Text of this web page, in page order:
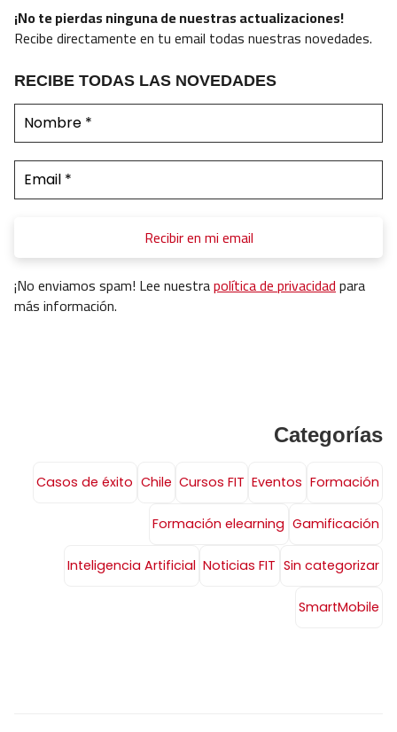
¡No te pierdas ninguna de nuestras actualizaciones!
Recibe directamente en tu email todas nuestras novedades.
RECIBE TODAS LAS NOVEDADES
¡No enviamos spam! Lee nuestrapolítica de privacidadpara
más información.
Categorías
Casos de éxito Chile Cursos FIT Eventos Formación
Formación elearning Gamificación
Inteligencia Artificial Noticias FIT Sin categorizar
SmartMobile